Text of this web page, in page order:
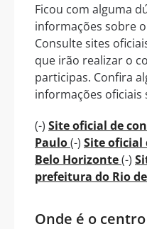
Ficou com alguma
informações sobre
Consulte sites
que irão realizar o
participas. Confira
informações
(-) Site oficial de
Paulo(-) Site oficial
Belo Horizonte(-)
prefeitura do Rio
Onde é o